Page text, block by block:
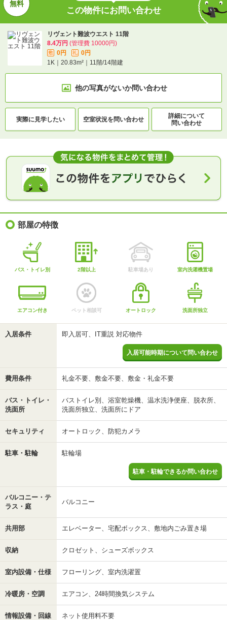
この物件にお問い合わせ
リヴェント難波ウエスト 11階
8.4万円 (管理費 10000円)
敷 0円 礼
0円
1K｜20.83m²｜11階/14階建
他の写真がないか問い合わせ
実際に見学したい 空室状況を問い合わせ
詳細について
問い合わせ
部屋の特徴
バス・トイレ別 2階以上 駐車場あり 室内洗濯機置場
エアコン付き ペット相談可 オートロック 洗面所独立
入居条件 即入居可、IT重説 対応物件
入居可能時期について問い合わせ
費用条件 礼金不要、敷金不要、敷金・礼金不要
バス・トイレ・
洗面所
バストイレ別、浴室乾燥機、温水洗浄便座、脱衣所、
洗面所独立、洗面所にドア
セキュリティ オートロック、防犯カメラ
駐車・駐輪 駐輪場
駐車・駐輪できるか問い合わせ
バルコニー・テ
ラス・庭
バルコニー
共用部 エレベーター、宅配ボックス、敷地内ごみ置き場
収納 クロゼット、シューズボックス
室内設備・仕様 フローリング、室内洗濯置
冷暖房・空調 エアコン、24時間換気システム
情報設備・回線 ネット使用料不要